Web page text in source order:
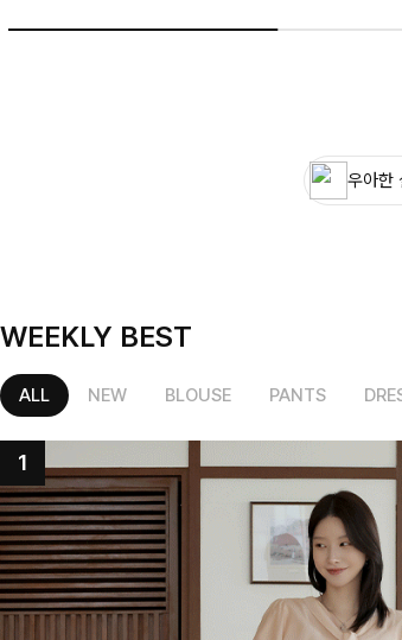
우아한
WEEKLY BEST
ALL NEW BLOUSE PANTS